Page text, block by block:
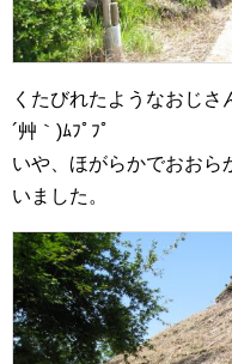
くたびれたようなおじ
´艸｀)ﾑﾌﾟﾌﾟ
いや、ほがらかでおおら
いました。